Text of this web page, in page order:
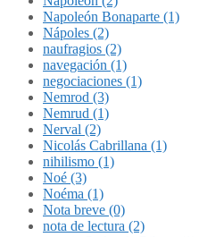
Napoleón Bonaparte (1)
Nápoles (2)
naufragios (2)
navegación (1)
negociaciones (1)
Nemrod (3)
Nemrud (1)
Nerval (2)
Nicolás Cabrillana (1)
nihilismo (1)
Noé (3)
Noéma (1)
Nota breve (0)
nota de lectura (2)